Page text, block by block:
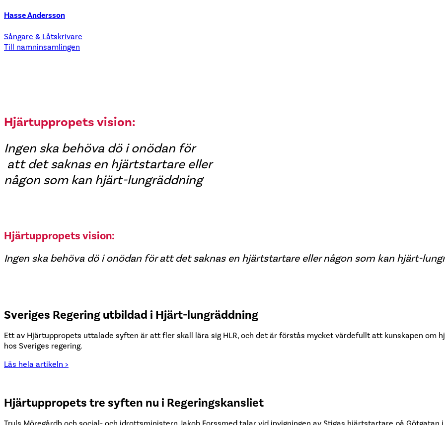
Hasse Andersson
Sångare & Låtskrivare
Till namninsamlingen
Hjärtuppropets vision:
Ingen ska behöva dö i onödan för
att det saknas en hjärtstartare eller
någon som kan hjärt-lungräddning
Hjärtuppropets vision:
Ingen ska behöva dö i onödan för att det saknas en hjärtstartare eller någon som kan hjärt-
Sveriges Regering utbildad i Hjärt-lungräddning
Ett av Hjärtuppropets uttalade syften är att fler skall lära sig HLR, och det är förstås mycket värdefullt att kunskapen om
hos Sveriges regering.
Läs hela artikeln >
Hjärtuppropets tre syften nu i Regeringskansliet